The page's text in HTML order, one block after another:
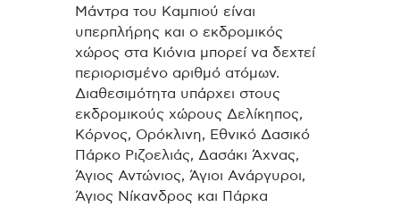
Μάντρα του Καμπιού είναι
υπερπλήρης και ο εκδρομικός
χώρος στα Κιόνια μπορεί να δεχτεί
περιορισμένο αριθμό ατόμων.
Διαθεσιμότητα υπάρχει στους
εκδρομικούς χώρους Δελίκηπος,
Κόρνος, Ορόκλινη, Εθνικό Δασικό
Πάρκο Ριζοελιάς, Δασάκι Άχνας,
Άγιος Αντώνιος, Άγιοι Ανάργυροι,
Άγιος Νίκανδρος και Πάρκα